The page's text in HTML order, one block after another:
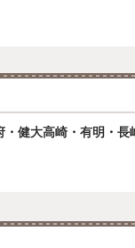
・健大高崎・有明・